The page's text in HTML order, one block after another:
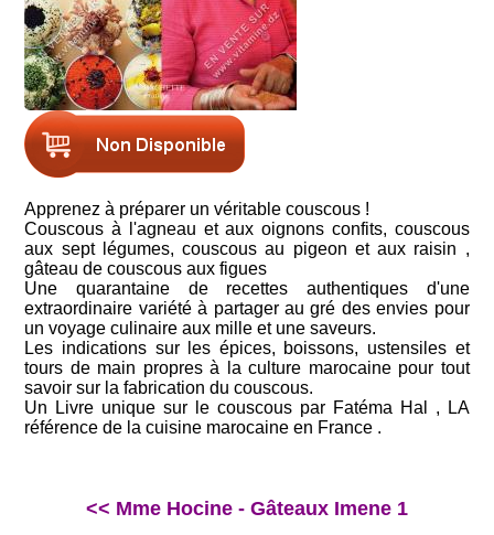
Apprenez à préparer un véritable couscous !
Couscous à l'agneau et aux oignons confits, couscous
aux sept légumes, couscous au pigeon et aux raisin ,
gâteau de couscous aux figues
Une quarantaine de recettes authentiques d'une
extraordinaire variété à partager au gré des envies pour
un voyage culinaire aux mille et une saveurs.
Les indications sur les épices, boissons, ustensiles et
tours de main propres à la culture marocaine pour tout
savoir sur la fabrication du couscous.
Un Livre unique sur le couscous par Fatéma Hal , LA
référence de la cuisine marocaine en France .
<< Mme Hocine - Gâteaux Imene 1